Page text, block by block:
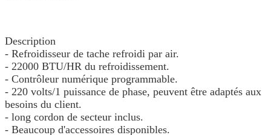
Description
- Refroidisseur de tache refroidi par air.
- 22000 BTU/HR du refroidissement.
- Contrôleur numérique programmable.
- 220 volts/1 puissance de phase, peuvent être adaptés aux
besoins du client.
- long cordon de secteur inclus.
- Beaucoup d'accessoires disponibles.